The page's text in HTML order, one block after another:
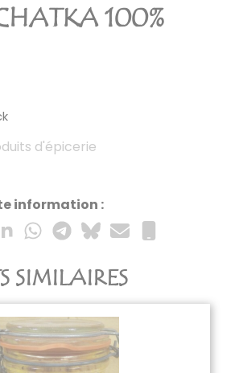
100%
d'épicerie
information :
SIMILAIRES